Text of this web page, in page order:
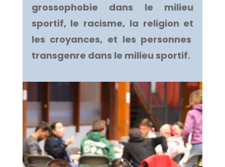
grossophobie dans le milieu
sportif, le racisme, la religion et
les croyances, et les personnes
transgenre dans le milieu sportif.